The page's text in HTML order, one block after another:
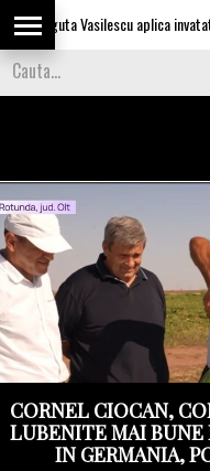
Vasilescu aplica invataturile
CORNEL CIOCAN,
LUBENITE MAI
IN GERMANIA,